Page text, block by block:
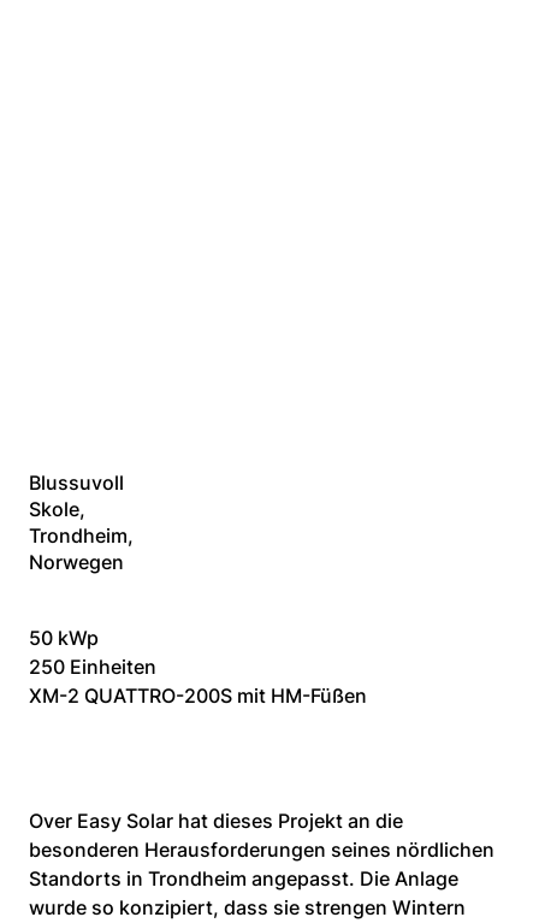
Blussuvoll
Skole,
Trondheim,
Norwegen
50 kWp
250 Einheiten
XM-2 QUATTRO-200S mit HM-Füßen
Over Easy Solar hat dieses Projekt an die
besonderen Herausforderungen seines nördlichen
Standorts in Trondheim angepasst. Die Anlage
wurde so konzipiert, dass sie strengen Wintern